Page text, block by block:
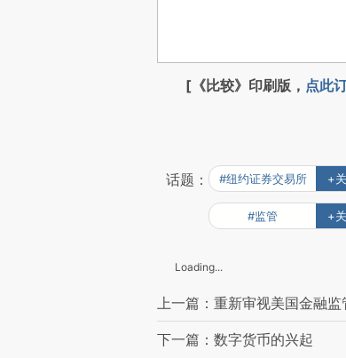
[《比较》印刷版， 点此
话题： #纽约证券交易所 +
#监管 +
Loading...
上一篇：重新审视美国金融监
下一篇：数字货币的兴起